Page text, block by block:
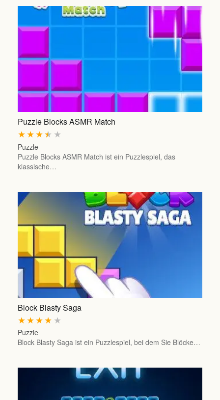
Puzzle Blocks ASMR Match
★
★
★
★
★
Puzzle
Puzzle Blocks ASMR Match ist ein Puzzlespiel, das
klassische…
Block Blasty Saga
★
★
★
★
★
Puzzle
Block Blasty Saga ist ein Puzzlespiel, bei dem Sie Blöcke…